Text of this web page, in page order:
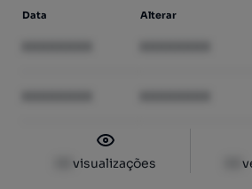
Data Alterar
visualizações